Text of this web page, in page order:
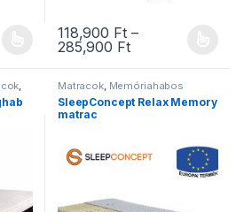
54,900 Ft - 112,900 Ft
variációja van. A változatok a
118,900 Ft –
285,900 FtÁrtartomány:
Ennek a terméknek több
, Matracok, Memóriahabos
matracok, Ortopéd matracok
SleepConcept Relax Memory
matrac